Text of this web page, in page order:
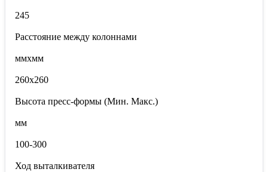
245
Расстояние между колоннами
ммxмм
260x260
Высота пресс-формы (Мин. Макс.)
мм
100-300
Ход выталкивателя